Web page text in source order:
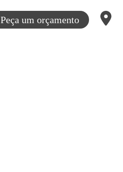
Peça um orçamento